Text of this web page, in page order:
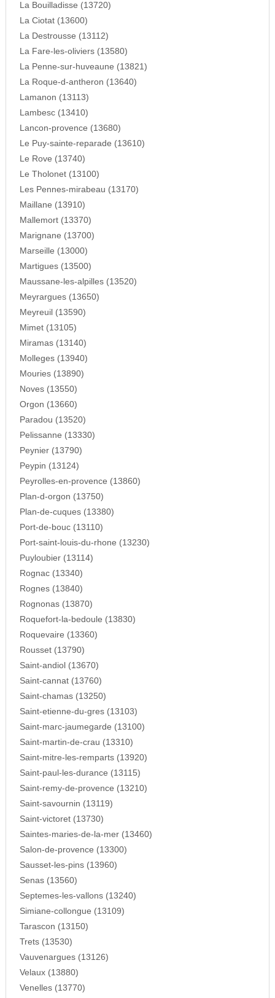
La Bouilladisse (13720)
La Ciotat (13600)
La Destrousse (13112)
La Fare-les-oliviers (13580)
La Penne-sur-huveaune (13821)
La Roque-d-antheron (13640)
Lamanon (13113)
Lambesc (13410)
Lancon-provence (13680)
Le Puy-sainte-reparade (13610)
Le Rove (13740)
Le Tholonet (13100)
Les Pennes-mirabeau (13170)
Maillane (13910)
Mallemort (13370)
Marignane (13700)
Marseille (13000)
Martigues (13500)
Maussane-les-alpilles (13520)
Meyrargues (13650)
Meyreuil (13590)
Mimet (13105)
Miramas (13140)
Molleges (13940)
Mouries (13890)
Noves (13550)
Orgon (13660)
Paradou (13520)
Pelissanne (13330)
Peynier (13790)
Peypin (13124)
Peyrolles-en-provence (13860)
Plan-d-orgon (13750)
Plan-de-cuques (13380)
Port-de-bouc (13110)
Port-saint-louis-du-rhone (13230)
Puyloubier (13114)
Rognac (13340)
Rognes (13840)
Rognonas (13870)
Roquefort-la-bedoule (13830)
Roquevaire (13360)
Rousset (13790)
Saint-andiol (13670)
Saint-cannat (13760)
Saint-chamas (13250)
Saint-etienne-du-gres (13103)
Saint-marc-jaumegarde (13100)
Saint-martin-de-crau (13310)
Saint-mitre-les-remparts (13920)
Saint-paul-les-durance (13115)
Saint-remy-de-provence (13210)
Saint-savournin (13119)
Saint-victoret (13730)
Saintes-maries-de-la-mer (13460)
Salon-de-provence (13300)
Sausset-les-pins (13960)
Senas (13560)
Septemes-les-vallons (13240)
Simiane-collongue (13109)
Tarascon (13150)
Trets (13530)
Vauvenargues (13126)
Velaux (13880)
Venelles (13770)